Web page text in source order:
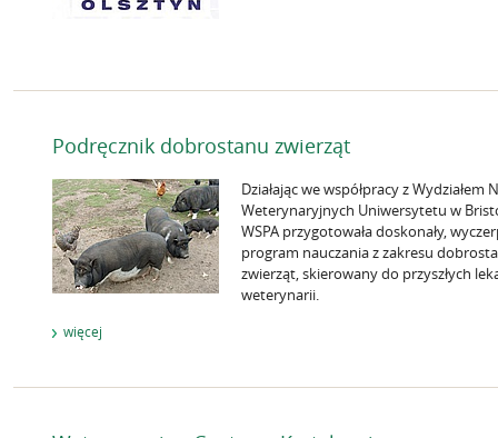
Podręcznik dobrostanu zwierząt
Działając we współpracy z Wydziałem
Weterynaryjnych Uniwersytetu w
WSPA przygotowała doskonały,
program nauczania z zakresu
zwierząt, skierowany do przyszłych
weterynarii.
więcej